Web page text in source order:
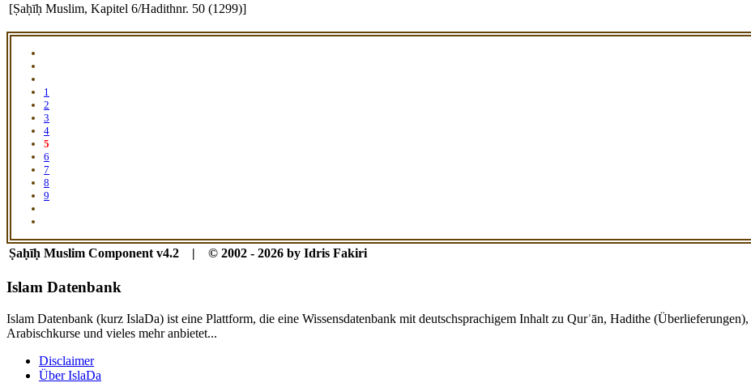
[Ṣaḥīḥ Muslim, Kapitel 6/Hadithnr. 50 (1299)]
1
2
3
4
5
6
7
8
9
Ṣaḥīḥ Muslim Component v4.2 | © 2002 - 2026 by Idris Fakiri
Islam Datenbank
Islam Datenbank (kurz IslaDa) ist eine Plattform, die eine Wissensdatenbank mit deutschsprachigem Inhalt zu Qurʾān, Hadithe
Arabischkurse und vieles mehr anbietet...
Disclaimer
Über IslaDa